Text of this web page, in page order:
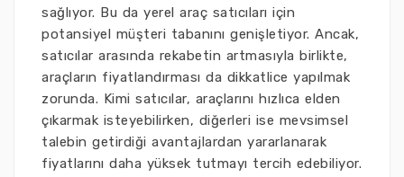
sağlıyor. Bu da yerel araç satıcıları için
potansiyel müşteri tabanını genişletiyor. Ancak,
satıcılar arasında rekabetin artmasıyla birlikte,
araçların fiyatlandırması da dikkatlice yapılmak
zorunda. Kimi satıcılar, araçlarını hızlıca elden
çıkarmak isteyebilirken, diğerleri ise mevsimsel
talebin getirdiği avantajlardan yararlanarak
fiyatlarını daha yüksek tutmayı tercih edebiliyor.